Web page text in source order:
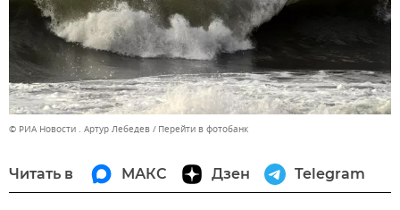
© РИА Новости . Артур Лебедев Перейти в фотобанк
Читать в МАКС Дзен Telegram